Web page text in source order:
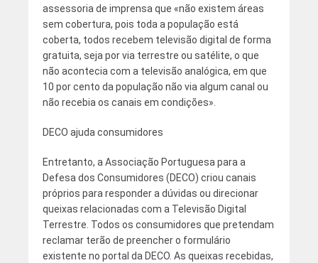
assessoria de imprensa que «não existem áreas
sem cobertura, pois toda a população está
coberta, todos recebem televisão digital de forma
gratuita, seja por via terrestre ou satélite, o que
não acontecia com a televisão analógica, em que
10 por cento da população não via algum canal ou
não recebia os canais em condições».
DECO ajuda consumidores
Entretanto, a Associação Portuguesa para a
Defesa dos Consumidores (DECO) criou canais
próprios para responder a dúvidas ou direcionar
queixas relacionadas com a Televisão Digital
Terrestre. Todos os consumidores que pretendam
reclamar terão de preencher o formulário
existente no portal da DECO. As queixas recebidas,